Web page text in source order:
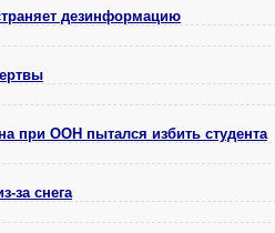
дезинформацию
при ООН пытался избить студента
за снега